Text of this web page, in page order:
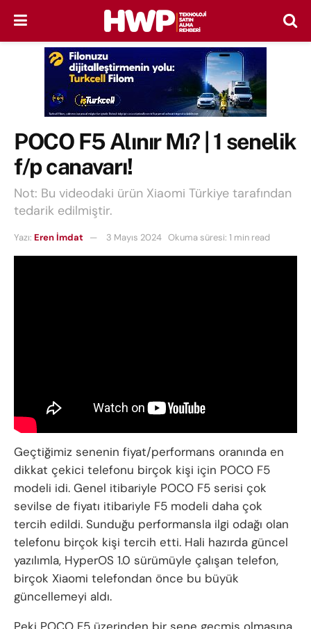
POCO F5 Alınır Mı? | 1 senelik
f/p canavarı!
Not: Bu videodaki ürün Xiaomi Türkiye tarafından
tedarik edilmiştir.
Yazı: Eren İmdat 3 Mayıs 2024 Okuma süresi: 1 min read
Geçtiğimiz senenin fiyat/performans oranında en
dikkat çekici telefonu birçok kişi için POCO F5
modeli idi. Genel itibariyle POCO F5 serisi çok
sevilse de fiyatı itibariyle F5 modeli daha çok
tercih edildi. Sunduğu performansla ilgi odağı olan
telefonu birçok kişi tercih etti. Hali hazırda güncel
yazılımla, HyperOS 1.0 sürümüyle çalışan telefon,
birçok Xiaomi telefondan önce bu büyük
güncellemeyi aldı.